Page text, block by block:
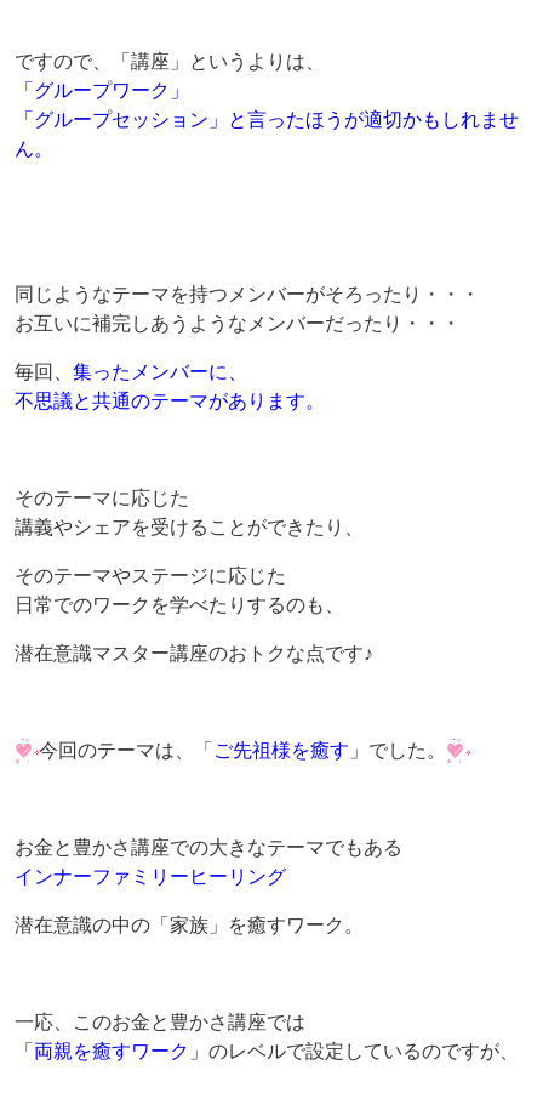
ですので、「講座」というよりは、
「グループワーク」
「グループセッション」と言ったほうが適切かもしれませ
ん。
同じようなテーマを持つメンバーがそろったり・・・
お互いに補完しあうようなメンバーだったり・・・
毎回、 集ったメンバーに、
不思議と共通のテーマがあります。
そのテーマに応じた
講義やシェアを受けることができたり、
そのテーマやステージに応じた
日常でのワークを学べたりするのも、
潜在意識マスター講座のおトクな点です♪
今回のテーマは、「 ご先祖様を癒す 」でした。
お金と豊かさ講座での大きなテーマでもある
インナーファミリーヒーリング
潜在意識の中の「家族」を癒すワーク。
一応、このお金と豊かさ講座では
「 両親を癒すワーク 」のレベルで設定しているのですが、